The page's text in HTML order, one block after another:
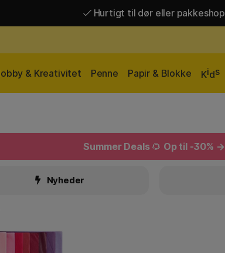
Hurtigt til dør eller pakkeshop
& Kreativitet Penne Papir & Blokke Kids
Summer Deals 🌻 Op til -30% →
Nyheder